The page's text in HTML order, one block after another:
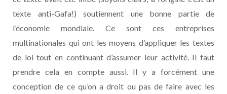
texte anti-Gafa!) soutiennent une bonne partie de
l’économie mondiale. Ce sont ces entreprises
multinationales qui ont les moyens d’appliquer les textes
de loi tout en continuant d’assumer leur activité. Il faut
prendre cela en compte aussi. Il y a forcément une
conception de ce qu’on a droit ou pas de faire avec les